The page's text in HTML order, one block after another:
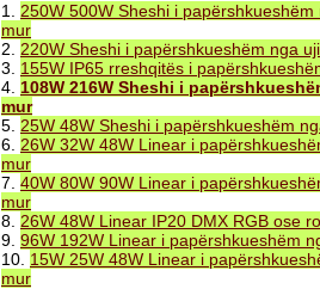
1. 250W 500W Sheshi i
mur
2. 220W Sheshi i papërshkueshëm nga
3. 155W IP65 rreshqitës i
4. 108W 216W Sheshi i
mur
5. 25W 48W Sheshi i papërshkueshëm
6. 26W 32W 48W Linear i
mur
7. 40W 80W 90W Linear i
mur
8. 26W 48W Linear IP20 DMX RGB ose
9. 96W 192W Linear i papërshkueshëm
10. 15W 25W 48W Linear i
mur